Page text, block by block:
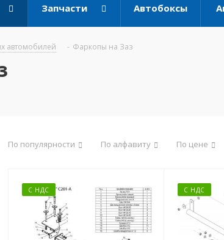
Запчасти Автобоксы
автомобилей - Фаркопы на Заз
По популярности По алфавиту По цене
С НДС С НДС